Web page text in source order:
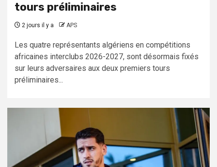
tours préliminaires
2 jours il y a APS
Les quatre représentants algériens en compétitions
africaines interclubs 2026-2027, sont désormais fixés
sur leurs adversaires aux deux premiers tours
préliminaires...